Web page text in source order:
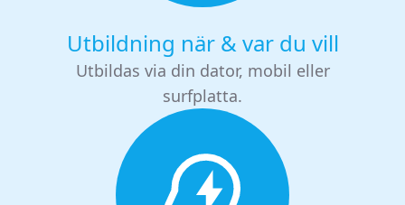
Utbildning när & var du vill
Utbildas via din dator, mobil eller
surfplatta.